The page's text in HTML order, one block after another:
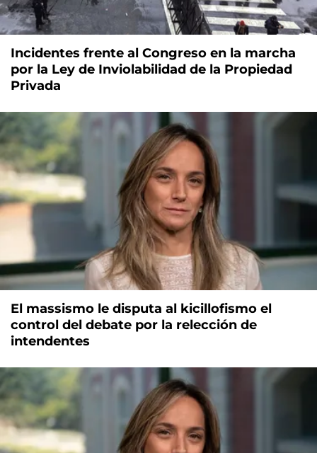
Incidentes frente al Congreso en la marcha
por la Ley de Inviolabilidad de la Propiedad
Privada
El massismo le disputa al kicillofismo el
control del debate por la relección de
intendentes